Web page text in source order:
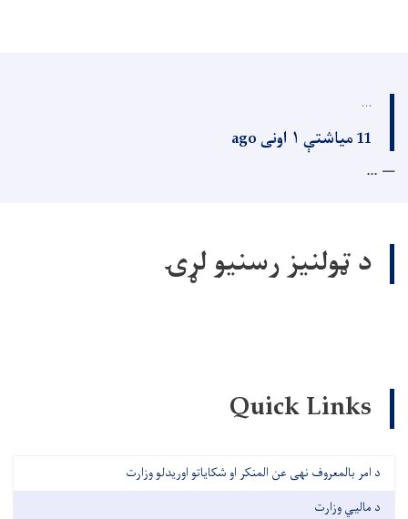
...
11 میاشتې ۱ اونی ago
...
د ټولنیز رسنیو لړۍ
Quick Links
د امر بالمعروف نهی عن المنکر او شکایاتو اوریدلو وزارت
د مالیي وزارت